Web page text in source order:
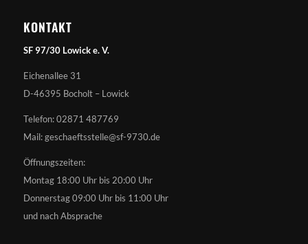
KONTAKT
SF 97/30 Lowick e. V.
Eichenallee 31
D-46395 Bocholt – Lowick
Telefon: 02871 487769
Mail: geschaeftsstelle@sf-9730.de
Öffnungszeiten:
Montag 18:00 Uhr bis 20:00 Uhr
Donnerstag 09:00 Uhr bis 11:00 Uhr
und nach Absprache